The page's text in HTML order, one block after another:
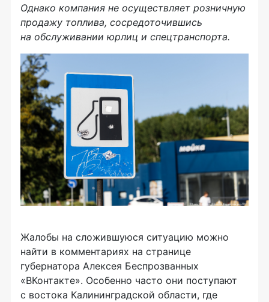
Однако компания не осуществляет розничную
продажу топлива, сосредоточившись
на обслуживании юрлиц и спецтранспорта.
Жалобы на сложившуюся ситуацию можно
найти в комментариях на странице
губернатора Алексея Беспрозванных
«ВКонтакте». Особенно часто они поступают
с востока Калининградской области, где